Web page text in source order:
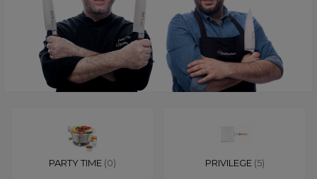
PARTY TIME (0) PRIVILEGE (5)